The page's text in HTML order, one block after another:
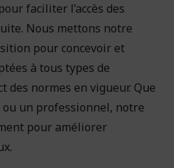
pour faciliter l’accès des
Nous mettons notre
pour concevoir et
à tous types de
des normes en vigueur. Que
un professionnel, notre
pour améliorer